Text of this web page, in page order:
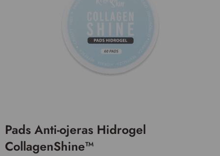
Pads Anti-ojeras Hidrogel
CollagenShine™